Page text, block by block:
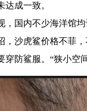
达成一致。
，国内不少海洋馆
，沙虎鲨价格不菲
穿防鲨服。“狭小空